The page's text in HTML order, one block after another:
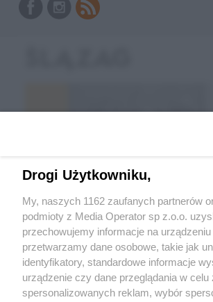
Wróć do strony
ślązag.pl
Drogi Użytkowniku,
My, naszych 1162 zaufanych partnerów
podmioty z Media Operator sp z.o.o.
przechowujemy informacje na urządzeniu
przetwarzamy dane osobowe, takie jak
identyfikatory, standardowe informacje
urządzenie czy dane przeglądania w celu
spersonalizowanych reklam, wybór